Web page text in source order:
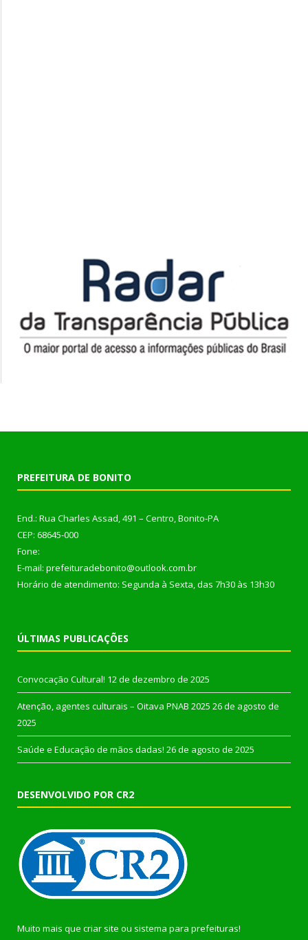
PREFEITURA DE BONITO
End.: Rua Charles Assad, 491 – Centro, Bonito-PA
CEP: 68645-000
Fone:
E-mail: prefeituradebonito@outlook.com.br
Horário de atendimento: Segunda à Sexta, das 7h30 às 13h30
ÚLTIMAS PUBLICAÇÕES
Convocação Cultural! 12 de dezembro de 2025
Atenção, agentes culturais – Oitava PNAB 2025 26 de agosto de
2025
Saúde e Educação de mãos dadas! 26 de agosto de 2025
DESENVOLVIDO POR CR2
Muito mais que criar site ou sistema para prefeituras!